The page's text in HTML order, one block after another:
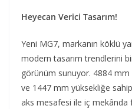
Heyecan Verici Tasarım!
Yeni MG7, markanın köklü
modern tasarım trendlerini
görünüm sunuyor. 4884
ve 1447 mm yüksekliğe
aks mesafesi ile iç mekânda